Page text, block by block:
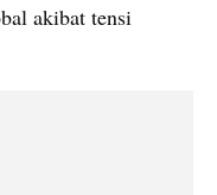
akibat tensi